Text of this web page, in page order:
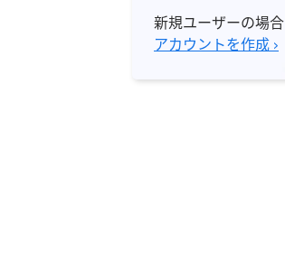
新規ユーザーの場合
アカウントを作成 ›